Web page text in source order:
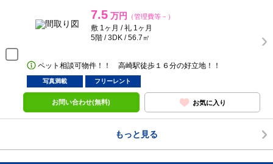
7.5 万円 （管理費等－）
敷 1ヶ月 / 礼 1ヶ月
5階 / 3DK / 56.7㎡
ペット相談可物件！！ 高崎駅徒歩１６分の好立地！！
写真満載 フリーレント
お問い合わせ(無料) お気に入り
もっと見る